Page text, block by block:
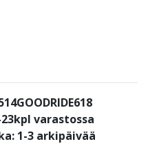
varastossa
1-3 arkipäivää